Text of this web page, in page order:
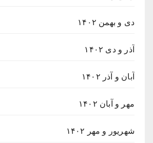
دی و بهمن ۱۴۰۲
آذر و دی ۱۴۰۲
آبان و آذر ۱۴۰۲
مهر و آبان ۱۴۰۲
شهریور و مهر ۱۴۰۲